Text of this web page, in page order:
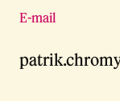
E-mail